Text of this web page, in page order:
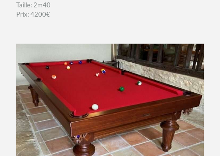
Taille: 2m40
Prix: 4200€